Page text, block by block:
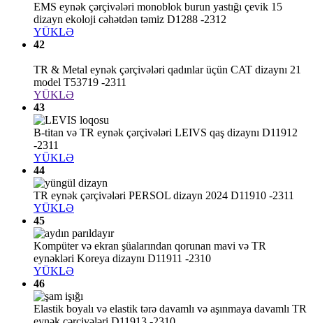
EMS eynək çərçivələri monoblok burun yastığı çevik 15
dizayn ekoloji cəhətdən təmiz D1288 -2312
YÜKLƏ
42
TR & Metal eynək çərçivələri qadınlar üçün CAT dizaynı 21
model T53719 -2311
YÜKLƏ
43
B-titan və TR eynək çərçivələri LEIVS qaş dizaynı D11912
-2311
YÜKLƏ
44
TR eynək çərçivələri PERSOL dizayn 2024 D11910 -2311
YÜKLƏ
45
Kompüter və ekran şüalarından qorunan mavi və TR
eynəkləri Koreya dizaynı D11911 -2310
YÜKLƏ
46
Elastik boyalı və elastik tərə davamlı və aşınmaya davamlı TR